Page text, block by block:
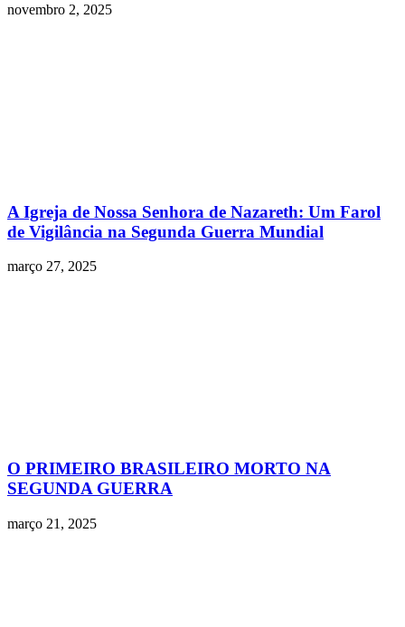
novembro 2, 2025
A Igreja de Nossa Senhora de Nazareth: Um Farol
de Vigilância na Segunda Guerra Mundial
março 27, 2025
O PRIMEIRO BRASILEIRO MORTO NA
SEGUNDA GUERRA
março 21, 2025